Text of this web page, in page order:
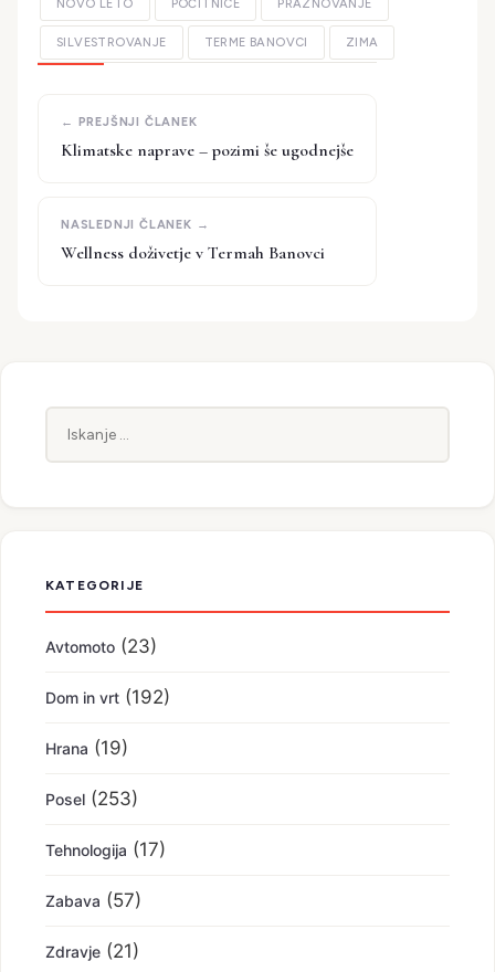
NOVO LETO POČITNICE PRAZNOVANJE
SILVESTROVANJE TERME BANOVCI ZIMA
Klimatske naprave – pozimi še ugodnejše
Wellness doživetje v Termah Banovci
KATEGORIJE
Avtomoto (23)
Dom in vrt (192)
Hrana (19)
Posel (253)
Tehnologija (17)
Zabava (57)
Zdravje (21)